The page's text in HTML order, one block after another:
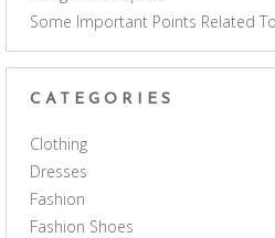
Some Important Points Related
CATEGORIES
Clothing
Dresses
Fashion
Fashion Shoes